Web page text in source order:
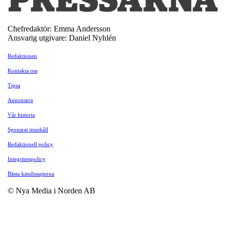
Chefredaktör: Emma Andersson
Ansvarig utgivare: Daniel Nyhlén
Redaktionen
Kontakta oss
Tipsa
Annonsera
Vår historia
Sponsrat innehåll
Redaktionell policy
Integritetspolicy
Bästa kändissajterna
© Nya Media i Norden AB